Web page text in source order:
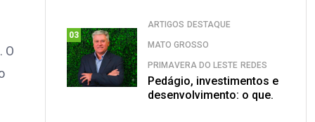
O
03
ARTIGOS DESTAQUE
MATO GROSSO
PRIMAVERA DO LESTE REDES
Pedágio, investimentos e
desenvolvimento: o que.